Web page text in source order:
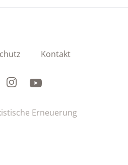
Kontakt
InstagramYoutube
Erneuerung